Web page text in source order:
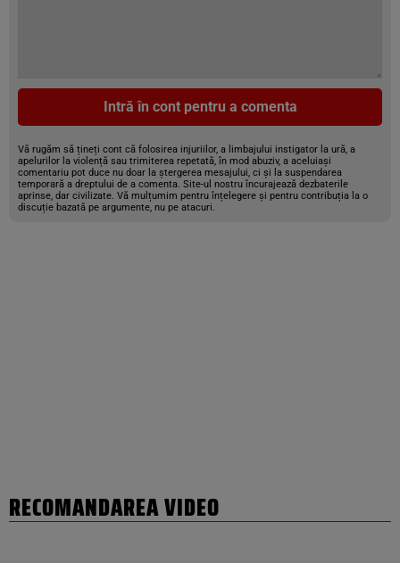
Intră în cont pentru a comenta
Vă rugăm să țineți cont că folosirea injuriilor, a limbajului instigator la ură, a
apelurilor la violență sau trimiterea repetată, în mod abuziv, a aceluiași
comentariu pot duce nu doar la ștergerea mesajului, ci și la suspendarea
temporară a dreptului de a comenta. Site-ul nostru încurajează dezbaterile
aprinse, dar civilizate. Vă mulțumim pentru înțelegere și pentru contribuția la o
discuție bazată pe argumente, nu pe atacuri.
RECOMANDAREA VIDEO